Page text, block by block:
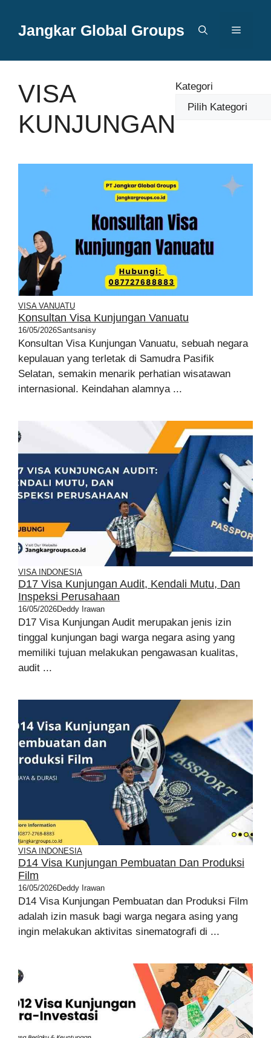
Jangkar Global Groups Menu
VISA
KUNJUNGAN
Kategori
VISA VANUATU
Konsultan Visa Kunjungan Vanuatu
16/05/2026Santsanisy
Konsultan Visa Kunjungan Vanuatu, sebuah negara
kepulauan yang terletak di Samudra Pasifik
Selatan, semakin menarik perhatian wisatawan
internasional. Keindahan alamnya ...
VISA INDONESIA
D17 Visa Kunjungan Audit, Kendali Mutu, Dan
Inspeksi Perusahaan
16/05/2026Deddy Irawan
D17 Visa Kunjungan Audit merupakan jenis izin
tinggal kunjungan bagi warga negara asing yang
memiliki tujuan melakukan pengawasan kualitas,
audit ...
VISA INDONESIA
D14 Visa Kunjungan Pembuatan Dan Produksi
Film
16/05/2026Deddy Irawan
D14 Visa Kunjungan Pembuatan dan Produksi Film
adalah izin masuk bagi warga negara asing yang
ingin melakukan aktivitas sinematografi di ...